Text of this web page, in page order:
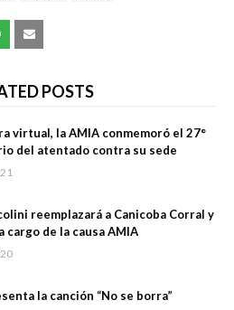
POSTS
virtual, la AMIA conmemoró el 27°
del atentado contra su sede
reemplazará a Canicoba Corral y
cargo de la causa AMIA
la canción “No se borra”